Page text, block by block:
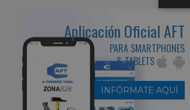
Aplicación Oficial AFT
PARA SMARTPHONES
& TABLETS
INFÓRMATE AQUÍ